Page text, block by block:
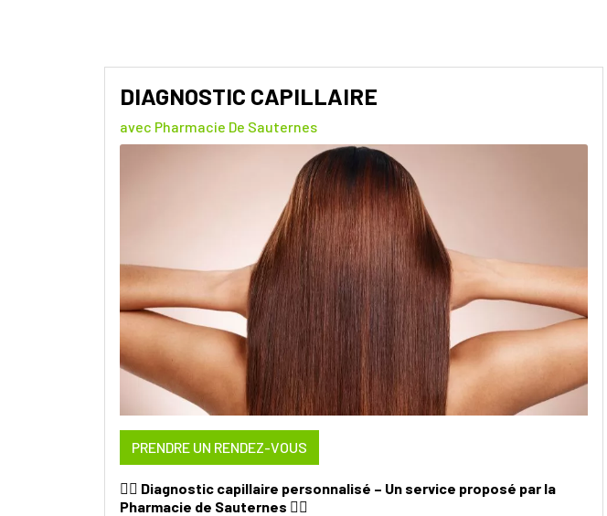
DIAGNOSTIC CAPILLAIRE
avec Pharmacie De Sauternes
PRENDRE UN RENDEZ-VOUS
💇‍♀️ Diagnostic capillaire personnalisé – Un service proposé par la
Pharmacie de Sauternes 💇‍♀️